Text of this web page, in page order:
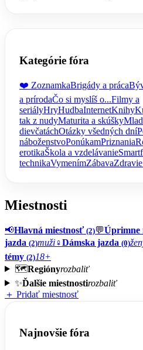
Kategórie fóra
❤️ ZoznamkaBrigády a práca
a prírodaČo si myslíš o...Filmy a
seriályHryHudbaInternetKnihy
tak z nudyMaturita a skúšky
dievčatáchOtázky všedných dní
náboženstvoPonúkamPriznania
erotikaŠkola a vzdelávanie
technikaVymenímZábava
Miestnosti
📢Hlavná miestnosť (2)💬Úprimne
jazda (2)muži♀️Dámska jazda (0)
témy (2)18+
🗺️Regiónyrozbaliť
✨Ďalšie miestnostirozbaliť
＋ Pridať miestnosť
Najnovšie fóra